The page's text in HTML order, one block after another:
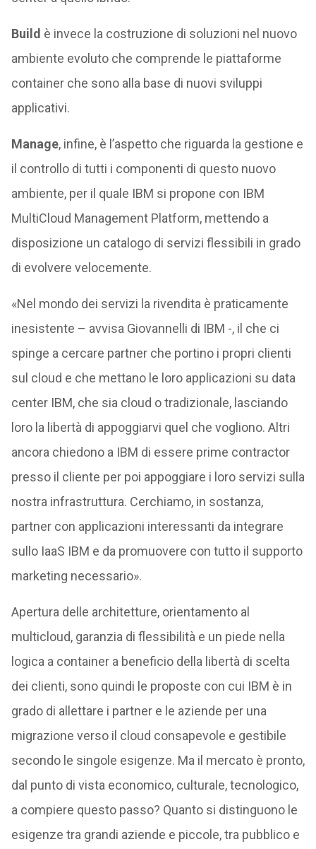
Build è invece la costruzione di soluzioni nel nuovo
ambiente evoluto che comprende le piattaforme
container che sono alla base di nuovi sviluppi
applicativi.
Manage, infine, è l’aspetto che riguarda la gestione e
il controllo di tutti i componenti di questo nuovo
ambiente, per il quale IBM si propone con IBM
MultiCloud Management Platform, mettendo a
disposizione un catalogo di servizi flessibili in grado
di evolvere velocemente.
«Nel mondo dei servizi la rivendita è praticamente
inesistente – avvisa Giovannelli di IBM -, il che ci
spinge a cercare partner che portino i propri clienti
sul cloud e che mettano le loro applicazioni su data
center IBM, che sia cloud o tradizionale, lasciando
loro la libertà di appoggiarvi quel che vogliono. Altri
ancora chiedono a IBM di essere prime contractor
presso il cliente per poi appoggiare i loro servizi sulla
nostra infrastruttura. Cerchiamo, in sostanza,
partner con applicazioni interessanti da integrare
sullo IaaS IBM e da promuovere con tutto il supporto
marketing necessario».
Apertura delle architetture, orientamento al
multicloud, garanzia di flessibilità e un piede nella
logica a container a beneficio della libertà di scelta
dei clienti, sono quindi le proposte con cui IBM è in
grado di allettare i partner e le aziende per una
migrazione verso il cloud consapevole e gestibile
secondo le singole esigenze. Ma il mercato è pronto,
dal punto di vista economico, culturale, tecnologico,
a compiere questo passo? Quanto si distinguono le
esigenze tra grandi aziende e piccole, tra pubblico e